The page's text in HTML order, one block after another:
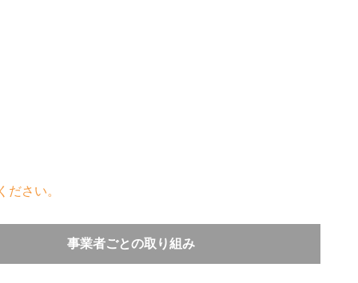
さい。
事業者ごとの取り組み